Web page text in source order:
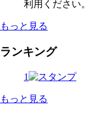
利用ください。
もっと見る
ランキング
1
もっと見る